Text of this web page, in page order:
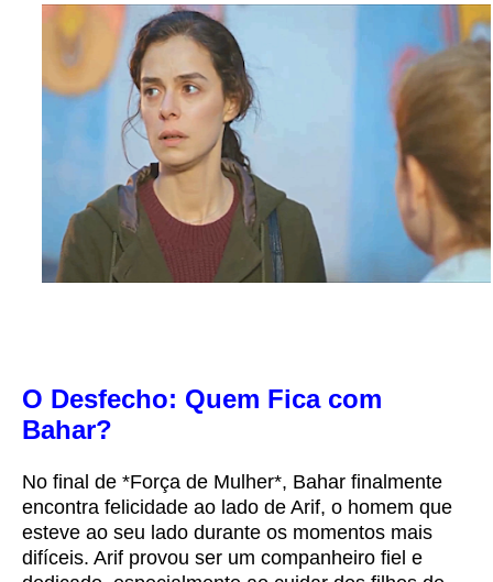
O Desfecho: Quem Fica com
Bahar?
No final de *Força de Mulher*, Bahar finalmente
encontra felicidade ao lado de Arif, o homem que
esteve ao seu lado durante os momentos mais
difíceis. Arif provou ser um companheiro fiel e